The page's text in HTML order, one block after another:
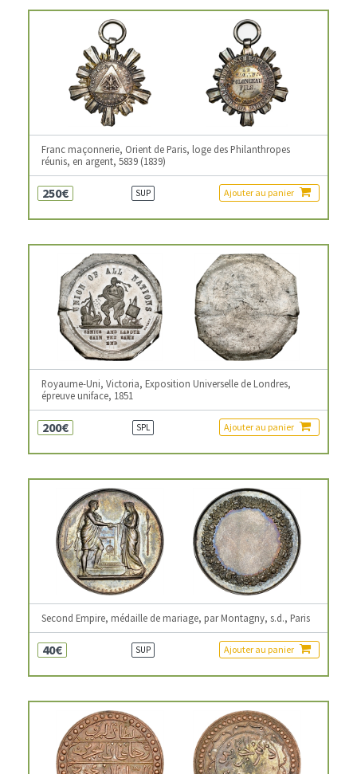
Franc maçonnerie, Orient de Paris, loge des Philanthropes
réunis, en argent, 5839 (1839)
250€ SUP Ajouter au panier
Royaume-Uni, Victoria, Exposition Universelle de Londres,
épreuve uniface, 1851
200€ SPL Ajouter au panier
Second Empire, médaille de mariage, par Montagny, s.d., Paris
40€ SUP Ajouter au panier